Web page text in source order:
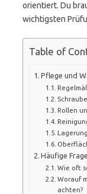
orientiert. Du
wichtigsten
Table of
Pflege und
Rollen
Lagerung
Häufige
Wie oft
Worauf
achten?